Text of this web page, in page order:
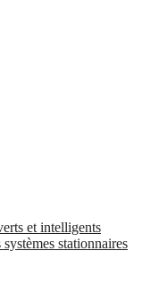
et intelligents
stationnaires